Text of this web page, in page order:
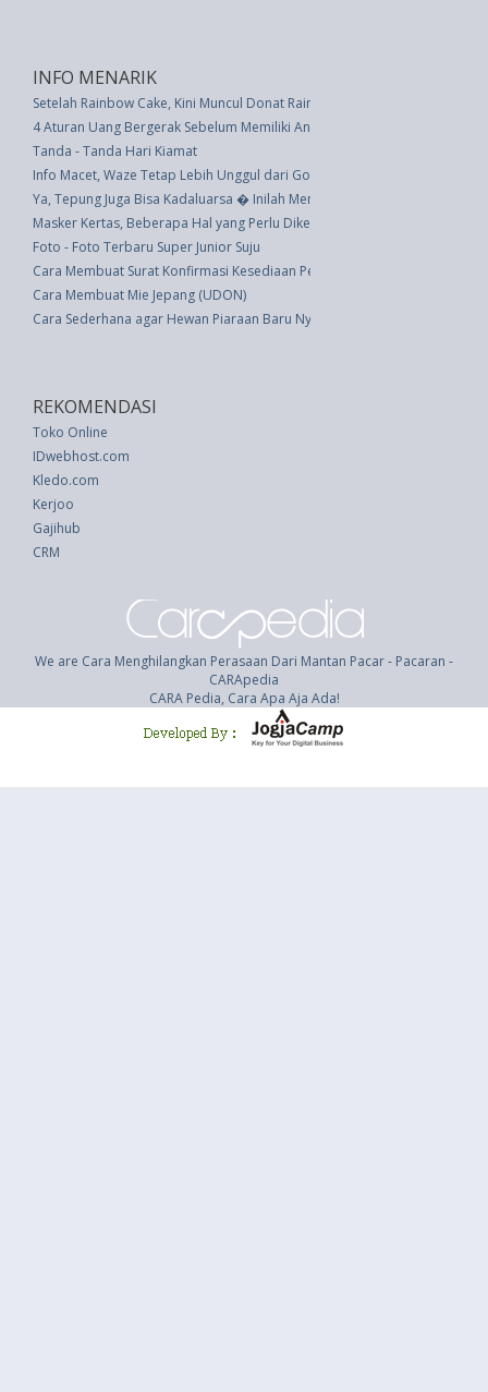
INFO MENARIK
Setelah Rainbow Cake, Kini Muncul Donat Rainbow
4 Aturan Uang Bergerak Sebelum Memiliki Anak
Tanda - Tanda Hari Kiamat
Info Macet, Waze Tetap Lebih Unggul dari Google Maps
Ya, Tepung Juga Bisa Kadaluarsa � Inilah Mengapa Anda Perlu
Masker Kertas, Beberapa Hal yang Perlu Diketahui
Foto - Foto Terbaru Super Junior Suju
Cara Membuat Surat Konfirmasi Kesediaan Pembicara Seminar Beserta
Cara Membuat Mie Jepang (UDON)
Cara Sederhana agar Hewan Piaraan Baru Nyaman di Rumah Anda
REKOMENDASI
Toko Online
IDwebhost.com
Kledo.com
Kerjoo
Gajihub
CRM
We are Cara Menghilangkan Perasaan Dari Mantan Pacar - Pacaran -
CARApedia
CARA Pedia, Cara Apa Aja Ada!